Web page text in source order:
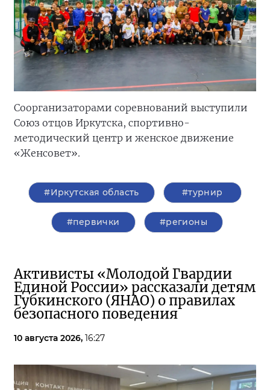
Соорганизаторами соревнований выступили
Союз отцов Иркутска, спортивно-
методический центр и женское движение
«Женсовет».
#Иркутская область #турнир
#первички #регионы
Активисты «Молодой Гвардии
Единой России» рассказали детям
Губкинского (ЯНАО) о правилах
безопасного поведения
10 августа 2026, 16:27